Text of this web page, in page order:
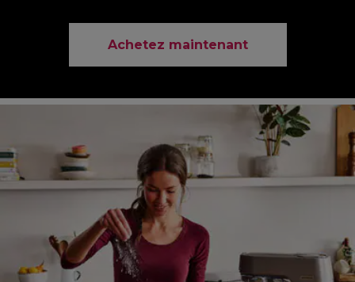
Achetez maintenant